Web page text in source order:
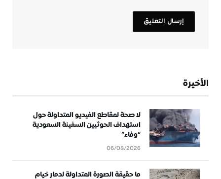
الأخيرة
لا صحة لمقاطع الفيديو المتداولة حول
استهداف الحوثيين السفينة السعودية
“وفاء”
06/08/2026
ما حقيقة الصورة المتداولة لدمار خيام